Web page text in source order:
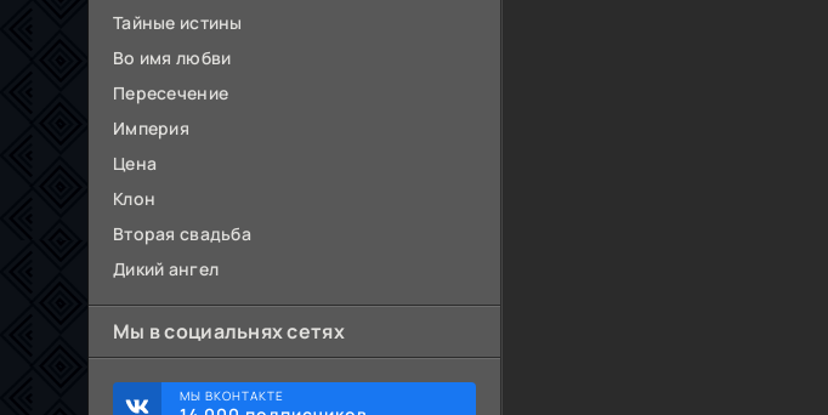
Тайные истины
Во имя любви
Пересечение
Империя
Цена
Клон
Вторая свадьба
Дикий ангел
Мы в социальнях сетях
МЫ ВКОНТАКТЕ